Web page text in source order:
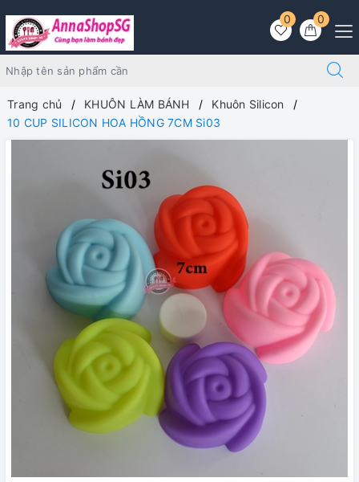
0
0
Trang chủ KHUÔN LÀM BÁNH
Khuôn Silicon
10 CUP SILICON HOA HỒNG 7CM Si03